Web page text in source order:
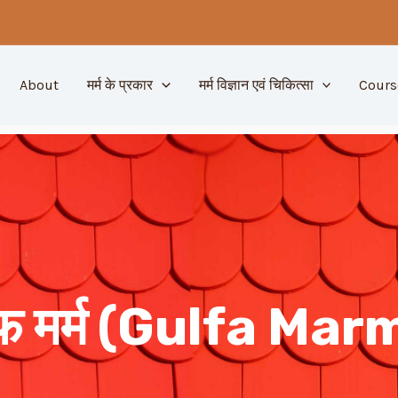
About मर्म के प्रकार मर्म विज्ञान एवं चिकित्सा
मर्म (Gulfa